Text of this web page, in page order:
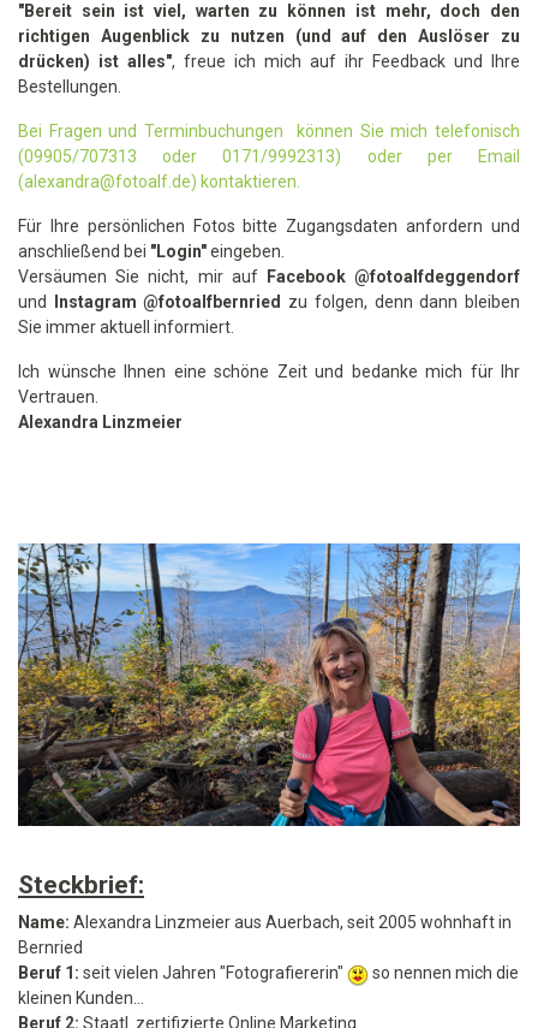
"Bereit sein ist viel, warten zu können ist mehr, doch den
richtigen Augenblick zu nutzen (und auf den Auslöser zu
drücken) ist alles", freue ich mich auf ihr Feedback und Ihre
Bestellungen.
Bei Fragen und Terminbuchungen können Sie mich telefonisch
(09905/707313 oder 0171/9992313) oder per Email
(alexandra@fotoalf.de) kontaktieren.
Für Ihre persönlichen Fotos bitte Zugangsdaten anfordern und
anschließend bei "Login"eingeben.
Versäumen Sie nicht, mir auf
Facebook @fotoalfdeggendorf
und
Instagram @fotoalfbernried zu folgen, denn dann bleiben
Sie immer aktuell informiert.
Ich wünsche Ihnen eine schöne Zeit und bedanke mich für Ihr
Vertrauen.
Alexandra Linzmeier
Steckbrief:
Name: Alexandra Linzmeier aus Auerbach, seit 2005 wohnhaft in
Bernried
Beruf 1: seit vielen Jahren "Fotografiererin"
so nennen mich die
kleinen Kunden...
Beruf 2: Staatl. zertifizierte Online Marketing